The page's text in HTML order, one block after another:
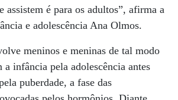
assistem é para os adultos”, afirma a
e adolescência Ana Olmos.
meninos e meninas de tal modo
a infância pela adolescência antes
puberdade, a fase das